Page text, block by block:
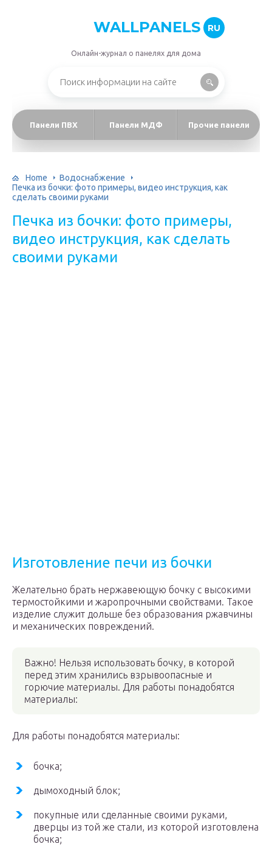
WALLPANELS RU
Онлайн-журнал о панелях для дома
Панели ПВХ Панели МДФ Прочие панели
Home
Водоснабжение
Печка из бочки: фото примеры, видео инструкция, как
сделать своими руками
Печка из бочки: фото примеры,
видео инструкция, как сделать
своими руками
Изготовление печи из бочки
Желательно брать нержавеющую бочку с высокими
термостойкими и жаропрочными свойствами. Такое
изделие служит дольше без образования ржавчины
и механических повреждений.
Важно! Нельзя использовать бочку, в которой
перед этим хранились взрывоопасные и
горючие материалы. Для работы понадобятся
материалы:
Для работы понадобятся материалы:
бочка;
дымоходный блок;
покупные или сделанные своими руками,
дверцы из той же стали, из которой изготовлена
бочка;